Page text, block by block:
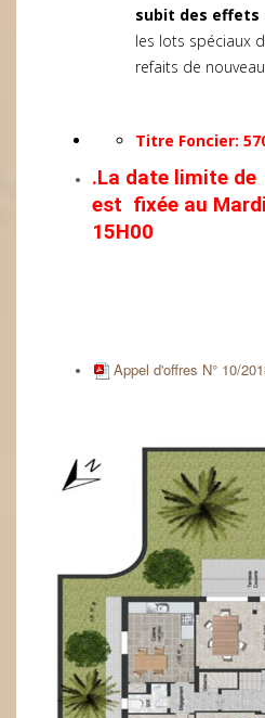
subit des effets
les lots spéciaux
refaits de nouveau.
Titre Foncier:
.La date limite de
est fixée au
15H00
Appel d'offres N° 10/